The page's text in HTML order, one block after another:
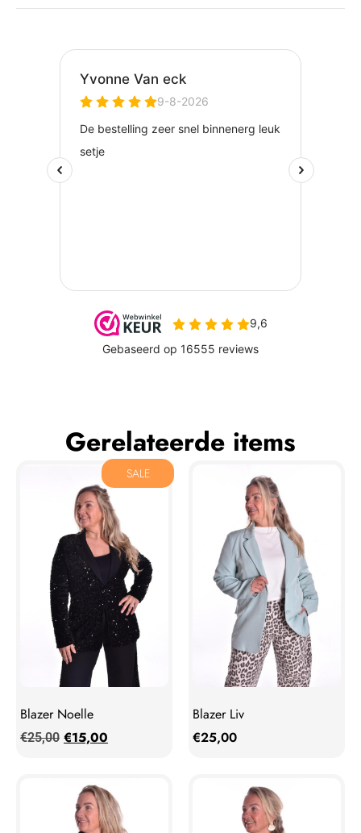
Gerelateerde items
SALE
Blazer Noelle
€25,00 €15,00
Blazer Liv
€25,00